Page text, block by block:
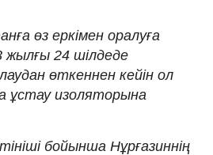
өз еркімен оралуға
жылғы 24 шілдеде
өткеннен кейін ол
ұстау изоляторына
бойынша Нұрғазиннің